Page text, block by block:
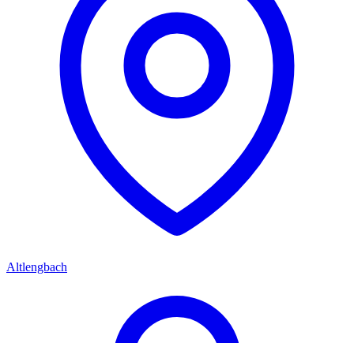
Altlengbach